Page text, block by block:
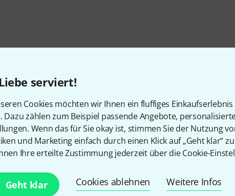
serviert!
Cookies möchten wir Ihnen ein fluffiges
Dazu zählen zum Beispiel passende Angebote,
Wenn das für Sie okay ist, stimmen Sie der Nutzung
und Marketing einfach durch einen Klick auf „Geht klar“ zu
Ihre erteilte Zustimmung jederzeit über die Cookie-
Geht klar Cookies ablehnen Weitere Infos
Gefällt Ihnen, was Sie sehen?
Teilen Hilfe & Feedback